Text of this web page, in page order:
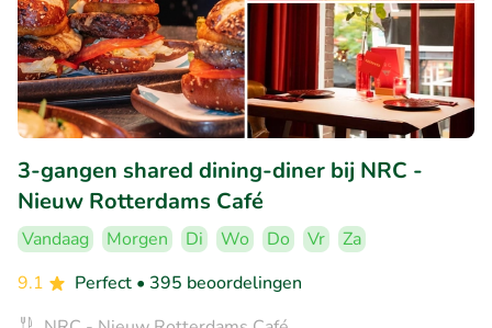
3-gangen shared dining-diner bij NRC -
Nieuw Rotterdams Café
Vandaag Morgen Di Wo Do Vr
Za
9.1
Perfect • 395 beoordelingen